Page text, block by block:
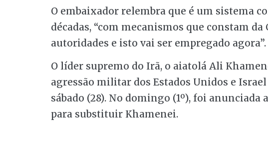
O embaixador relembra que é um sistema
décadas, “com mecanismos que constam
autoridades e isto vai ser empregado agora”.
O líder supremo do Irã, o aiatolá Ali
agressão militar dos Estados Unidos e
sábado (28). No domingo (1º), foi
para substituir Khamenei.